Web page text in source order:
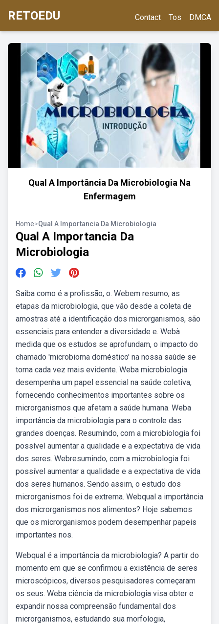
RETOEDU Contact Tos DMCA
Qual A Importância Da Microbiologia Na
Enfermagem
Home>Qual A Importancia Da Microbiologia
Qual A Importancia Da
Microbiologia
Saiba como é a profissão, o. Webem resumo, as
etapas da microbiologia, que vão desde a coleta de
amostras até a identificação dos microrganismos, são
essenciais para entender a diversidade e. Webà
medida que os estudos se aprofundam, o impacto do
chamado 'microbioma doméstico' na nossa saúde se
torna cada vez mais evidente. Weba microbiologia
desempenha um papel essencial na saúde coletiva,
fornecendo conhecimentos importantes sobre os
microrganismos que afetam a saúde humana. Weba
importância da microbiologia para o controle das
grandes doenças. Resumindo, com a microbiologia foi
possível aumentar a qualidade e a expectativa de vida
dos seres. Webresumindo, com a microbiologia foi
possível aumentar a qualidade e a expectativa de vida
dos seres humanos. Sendo assim, o estudo dos
microrganismos foi de extrema. Webqual a importância
dos microrganismos nos alimentos? Hoje sabemos
que os microrganismos podem desempenhar papeis
importantes nos.
Webqual é a importância da microbiologia? A partir do
momento em que se confirmou a existência de seres
microscópicos, diversos pesquisadores começaram
os seus. Weba ciência da microbiologia visa obter e
expandir nossa compreensão fundamental dos
microrganismos, estudando sua morfologia,